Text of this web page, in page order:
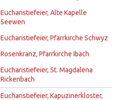
Eucharistiefeier, Alte Kapelle
Seewen
Eucharistiefeier, Pfarrkirche Schwyz
Rosenkranz, Pfarrkirche Ibach
Eucharistiefeier, St. Magdalena
Rickenbach
Eucharistiefeier, Kapuzinerkloster,